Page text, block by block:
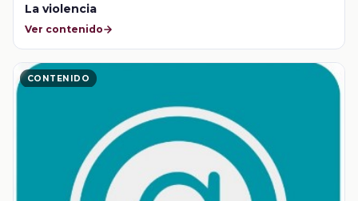
La violencia
Ver contenido
CONTENIDO